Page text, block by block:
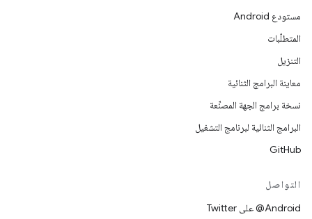
مستودع Android
المتطلّبات
التنزيل
معاينة البرامج الثنائية
نسخة برامج الجهة المصنِّعة
البرامج الثنائية لبرنامج التشغيل
GitHub
التواصل
‎@Android على Twitter